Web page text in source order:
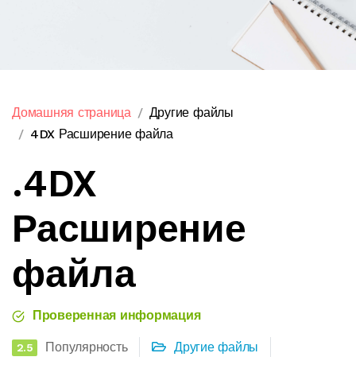
Домашняя страница
Другие файлы
4DX Расширение файла
.4DX
Расширение
файла
Проверенная информация
2.5 Популярность Другие файлы